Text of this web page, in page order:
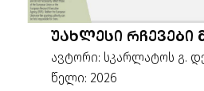
ᲣᲐᲮᲚᲔᲡᲘ ᲠᲩᲔᲕᲔᲑᲘ
ავტორი: სკარლატოს გ.
წელი: 2026